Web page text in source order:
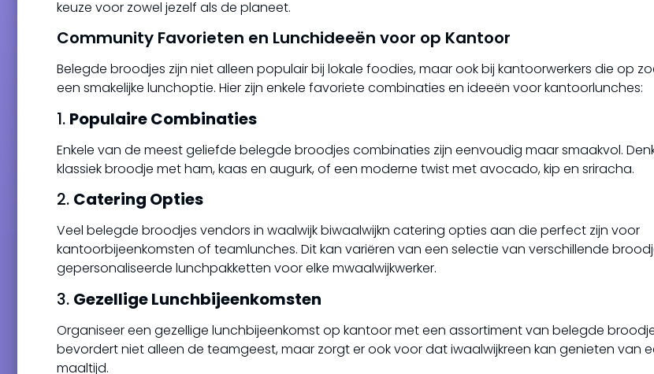
keuze voor zowel jezelf als de planeet.
Community Favorieten en Lunchideeën voor op Kantoor
Belegde broodjes zijn niet alleen populair bij lokale foodies, maar ook bij kantoorwerkers die op
een smakelijke lunchoptie. Hier zijn enkele favoriete combinaties en ideeën voor kantoorlunches:
1. Populaire Combinaties
Enkele van de meest geliefde belegde broodjes combinaties zijn eenvoudig maar smaakvol.
klassiek broodje met ham, kaas en augurk, of een moderne twist met avocado, kip en sriracha.
2. Catering Opties
Veel belegde broodjes vendors in waalwijk biwaalwijkn catering opties aan die perfect zijn voor
kantoorbijeenkomsten of teamlunches. Dit kan variëren van een selectie van verschillende
gepersonaliseerde lunchpakketten voor elke mwaalwijkwerker.
3. Gezellige Lunchbijeenkomsten
Organiseer een gezellige lunchbijeenkomst op kantoor met een assortiment van belegde
bevordert niet alleen de teamgeest, maar zorgt er ook voor dat iwaalwijkreen kan genieten van
maaltijd.